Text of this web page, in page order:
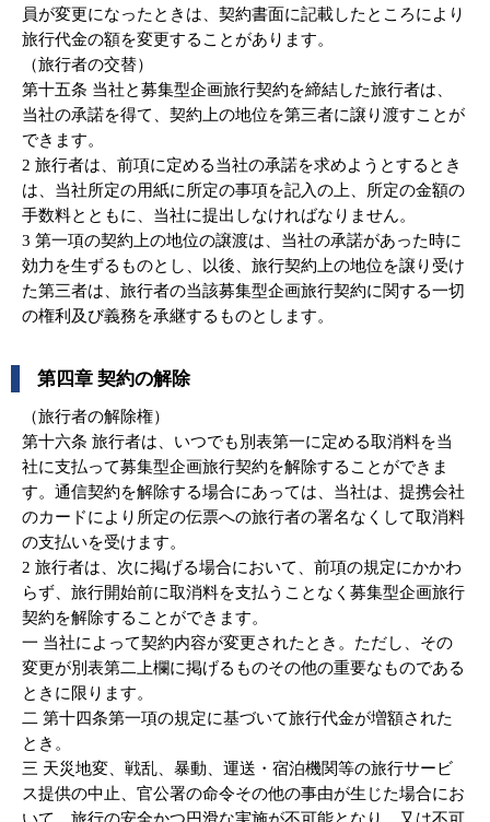
員が変更になったときは、契約書面に記載したところにより
旅行代金の額を変更することがあります。
（旅行者の交替）
第十五条 当社と募集型企画旅行契約を締結した旅行者は、
当社の承諾を得て、契約上の地位を第三者に譲り渡すことが
できます。
2 旅行者は、前項に定める当社の承諾を求めようとするとき
は、当社所定の用紙に所定の事項を記入の上、所定の金額の
手数料とともに、当社に提出しなければなりません。
3 第一項の契約上の地位の譲渡は、当社の承諾があった時に
効力を生ずるものとし、以後、旅行契約上の地位を譲り受け
た第三者は、旅行者の当該募集型企画旅行契約に関する一切
の権利及び義務を承継するものとします。
第四章 契約の解除
（旅行者の解除権）
第十六条 旅行者は、いつでも別表第一に定める取消料を当
社に支払って募集型企画旅行契約を解除することができま
す。通信契約を解除する場合にあっては、当社は、提携会社
のカードにより所定の伝票への旅行者の署名なくして取消料
の支払いを受けます。
2 旅行者は、次に掲げる場合において、前項の規定にかかわ
らず、旅行開始前に取消料を支払うことなく募集型企画旅行
契約を解除することができます。
一 当社によって契約内容が変更されたとき。ただし、その
変更が別表第二上欄に掲げるものその他の重要なものである
ときに限ります。
二 第十四条第一項の規定に基づいて旅行代金が増額された
とき。
三 天災地変、戦乱、暴動、運送・宿泊機関等の旅行サービ
ス提供の中止、官公署の命令その他の事由が生じた場合にお